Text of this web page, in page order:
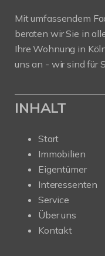
Mit umfassendem
beraten wir Sie in
Ihre Wohnung in
uns an - wir sind für
INHALT
Start
Immobilien
Eigentümer
Interessenten
Service
Über uns
Kontakt